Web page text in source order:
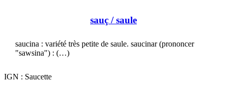
sauç / saule
saucina : variété très petite de saule. saucinar (prononcer
"sawsina") : (…)
IGN : Saucette